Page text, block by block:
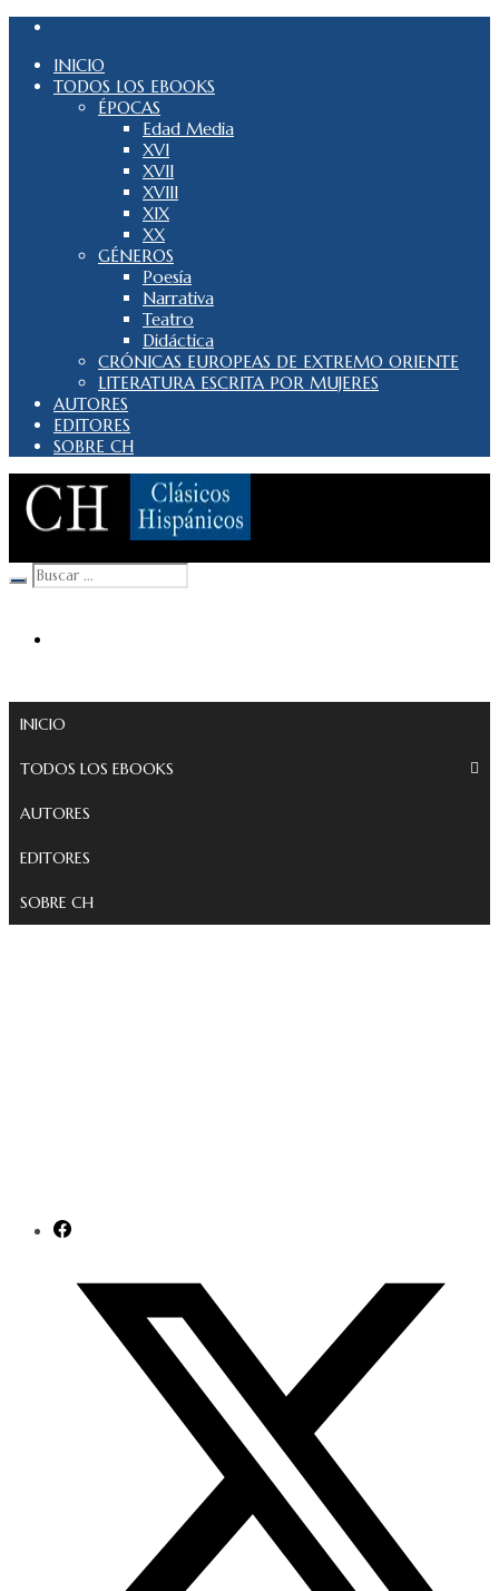
INICIO
TODOS LOS EBOOKS
ÉPOCAS
Edad Media
XVI
XVII
XVIII
XIX
XX
GÉNEROS
Poesía
Narrativa
Teatro
Didáctica
CRÓNICAS EUROPEAS DE EXTREMO ORIENTE
LITERATURA ESCRITA POR MUJERES
AUTORES
EDITORES
SOBRE CH
INICIO
TODOS LOS EBOOKS
AUTORES
EDITORES
SOBRE CH